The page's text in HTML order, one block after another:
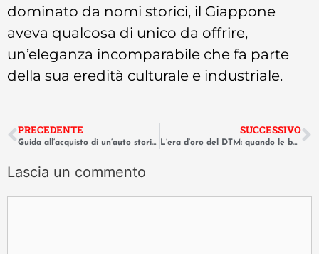
dominato da nomi storici, il Giappone
aveva qualcosa di unico da offrire,
un’eleganza incomparabile che fa parte
della sua eredità culturale e industriale.
PRECEDENTE
Guida all’acquisto di un’auto storica: documenti, controlli e burocrazia.
SUCCESSIVO
L’era d’oro del DTM: quando le berline da corsa erano pure battaglie.
Lascia un commento